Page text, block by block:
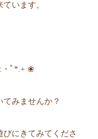
います。
ﾟ*.+ ❀
みませんか？
にきてみてくださ